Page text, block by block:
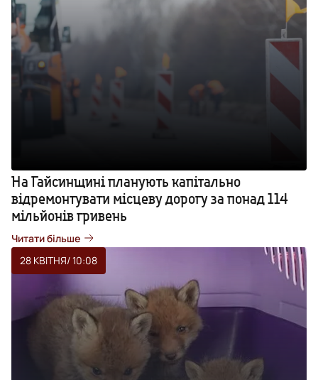
На Гайсинщині планують капітально
відремонтувати місцеву дорогу за понад 114
мільйонів гривень
Читати більше
28 КВІТНЯ/ 10:08